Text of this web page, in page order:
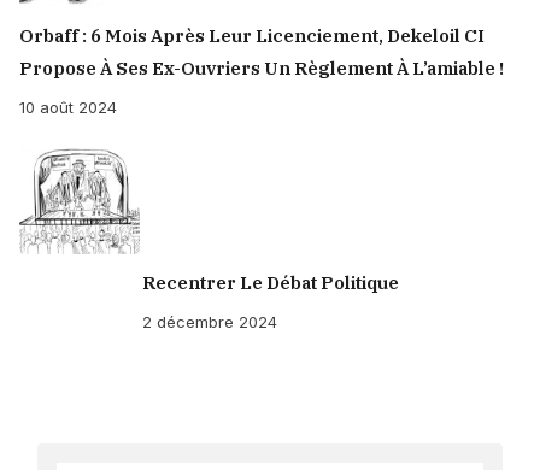
Orbaff : 6 Mois Après Leur Licenciement, Dekeloil CI
Propose À Ses Ex-Ouvriers Un Règlement À L’amiable !
10 août 2024
Recentrer Le Débat Politique
2 décembre 2024